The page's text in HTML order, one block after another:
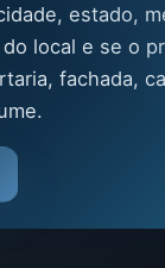
estado,
local e se o
fachada,